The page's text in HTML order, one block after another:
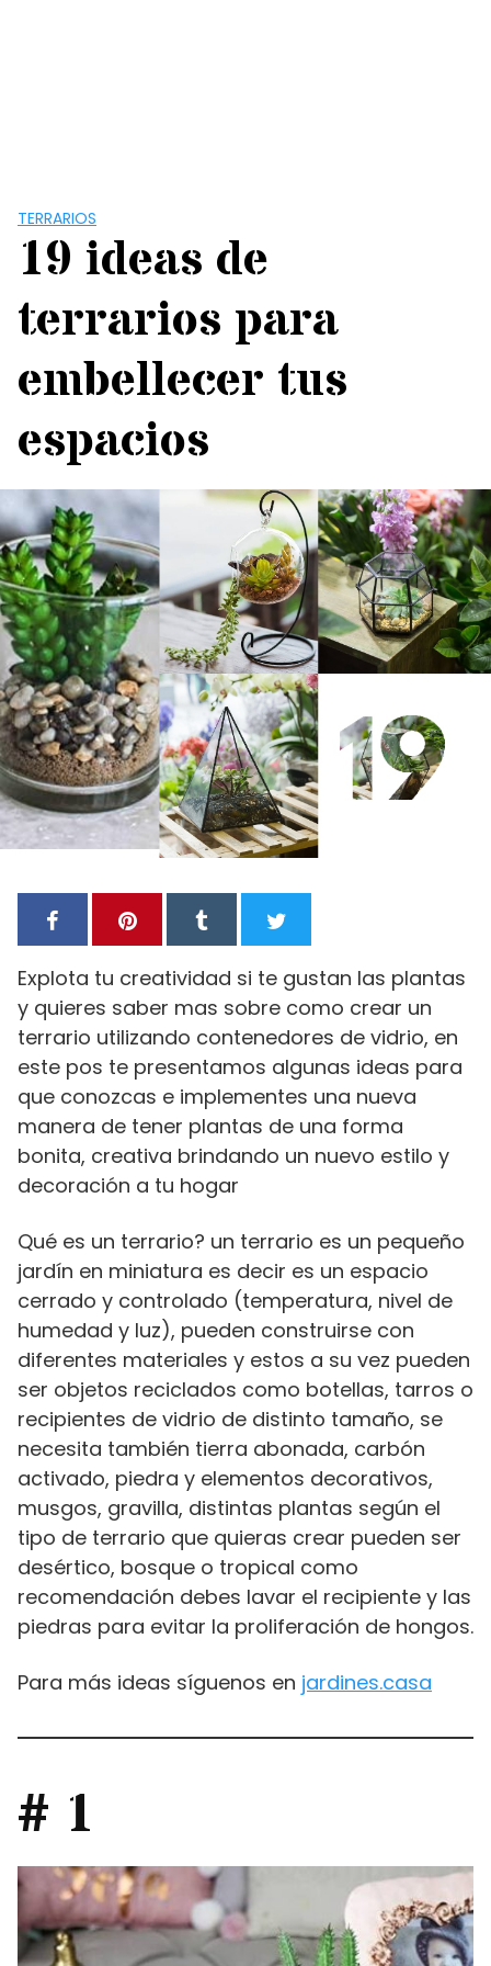
TERRARIOS
19 ideas de
terrarios para
embellecer tus
espacios
Explota tu creatividad si te gustan las plantas
y quieres saber mas sobre como crear un
terrario utilizando contenedores de vidrio, en
este pos te presentamos algunas ideas para
que conozcas e implementes una nueva
manera de tener plantas de una forma
bonita, creativa brindando un nuevo estilo y
decoración a tu hogar
Qué es un terrario? un terrario es un pequeño
jardín en miniatura es decir es un espacio
cerrado y controlado (temperatura, nivel de
humedad y luz), pueden construirse con
diferentes materiales y estos a su vez pueden
ser objetos reciclados como botellas, tarros o
recipientes de vidrio de distinto tamaño, se
necesita también tierra abonada, carbón
activado, piedra y elementos decorativos,
musgos, gravilla, distintas plantas según el
tipo de terrario que quieras crear pueden ser
desértico, bosque o tropical como
recomendación debes lavar el recipiente y las
piedras para evitar la proliferación de hongos.
Para más ideas síguenos en jardines.casa
# 1